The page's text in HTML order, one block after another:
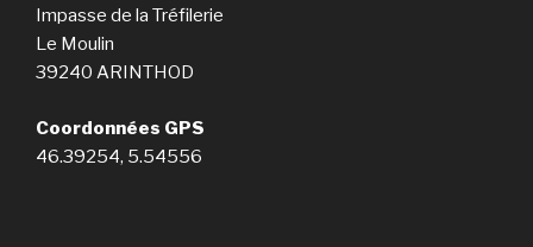
Impasse de la Tréfilerie
Le Moulin
39240 ARINTHOD
Coordonnées GPS
46.39254, 5.54556